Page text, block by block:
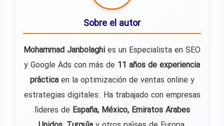
Sobre el autor
Mohammad Janbolaghi es un Especialista en SEO
y Google Ads con más de 11 años de experiencia
prácticaen la optimización de ventas online y
estrategias digitales. Ha trabajado con empresas
líderes de España, México, Emiratos Árabes